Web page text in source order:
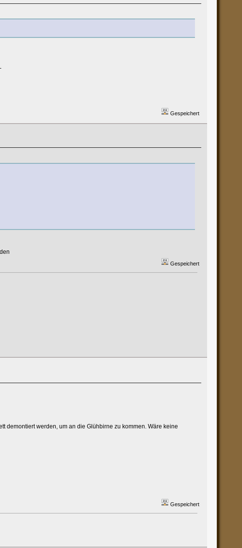
Gespeichert
Gespeichert
demontiert werden, um an die Glühbirne zu kommen. Wäre keine
Gespeichert